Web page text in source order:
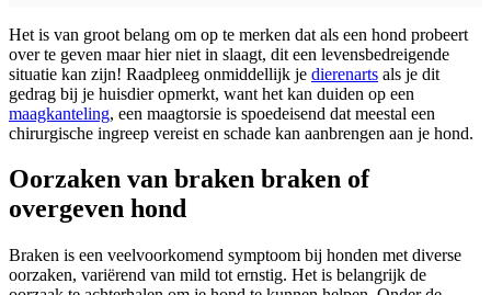
Het is van groot belang om op te merken dat als een hond probeert
over te geven maar hier niet in slaagt, dit een levensbedreigende
situatie kan zijn! Raadpleeg onmiddellijk je dierenarts als je dit
gedrag bij je huisdier opmerkt, want het kan duiden op een
maagkanteling, een maagtorsie is spoedeisend dat meestal een
chirurgische ingreep vereist en schade kan aanbrengen aan je hond.
Oorzaken van braken braken of
overgeven hond
Braken is een veelvoorkomend symptoom bij honden met diverse
oorzaken, variërend van mild tot ernstig. Het is belangrijk de